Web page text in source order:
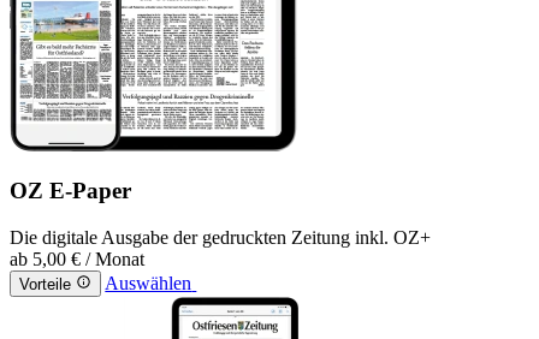
OZ E-Paper
Die digitale Ausgabe der gedruckten Zeitung inkl. OZ+
ab 5,00 € / Monat
Vorteile Auswählen